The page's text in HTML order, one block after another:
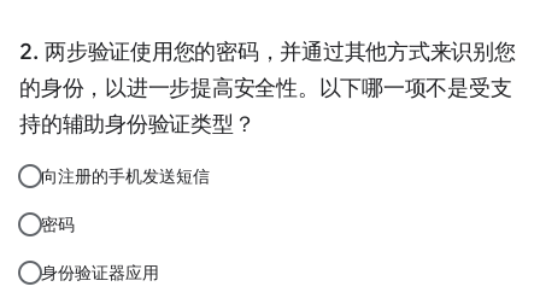
两步验证使用您的密码，并通过其他方式来识别您
的身份，以进一步提高安全性。以下哪一项不是受支
持的辅助身份验证类型？
向注册的手机发送短信
密码
身份验证器应用